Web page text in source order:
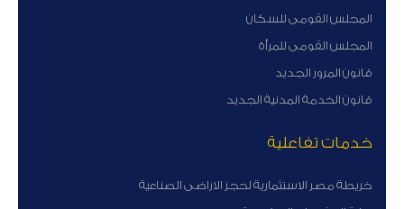
المجلس القومى للسكان
المجلس القومى للمرأة
قانون المرور الجديد
قانون الخدمة المدنية الجديد
خدمات تفاعلية
خريطة مصر الاستثمارية لحجز الاراضى الصناعية